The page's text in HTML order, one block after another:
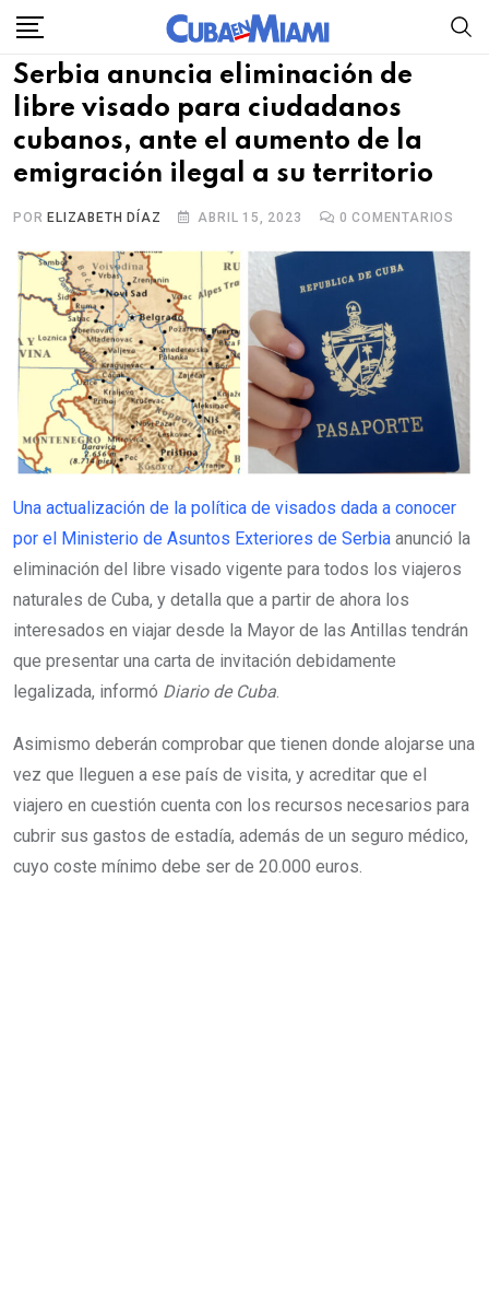
Skip
content
Serbia anuncia eliminación de
libre visado para ciudadanos
cubanos, ante el aumento de la
emigración ilegal a su territorio
POR ELIZABETH DÍAZ ABRIL 15, 2023 0 COMENTARIOS
Una actualización de la política de visados dada a conocer
por el Ministerio de Asuntos Exteriores de Serbia anunció la
eliminación del libre visado vigente para todos los viajeros
naturales de Cuba, y detalla que a partir de ahora los
interesados en viajar desde la Mayor de las Antillas tendrán
que presentar una carta de invitación debidamente
legalizada, informó Diario de Cuba.
Asimismo deberán comprobar que tienen donde alojarse una
vez que lleguen a ese país de visita, y acreditar que el
viajero en cuestión cuenta con los recursos necesarios para
cubrir sus gastos de estadía, además de un seguro médico,
cuyo coste mínimo debe ser de 20.000 euros.